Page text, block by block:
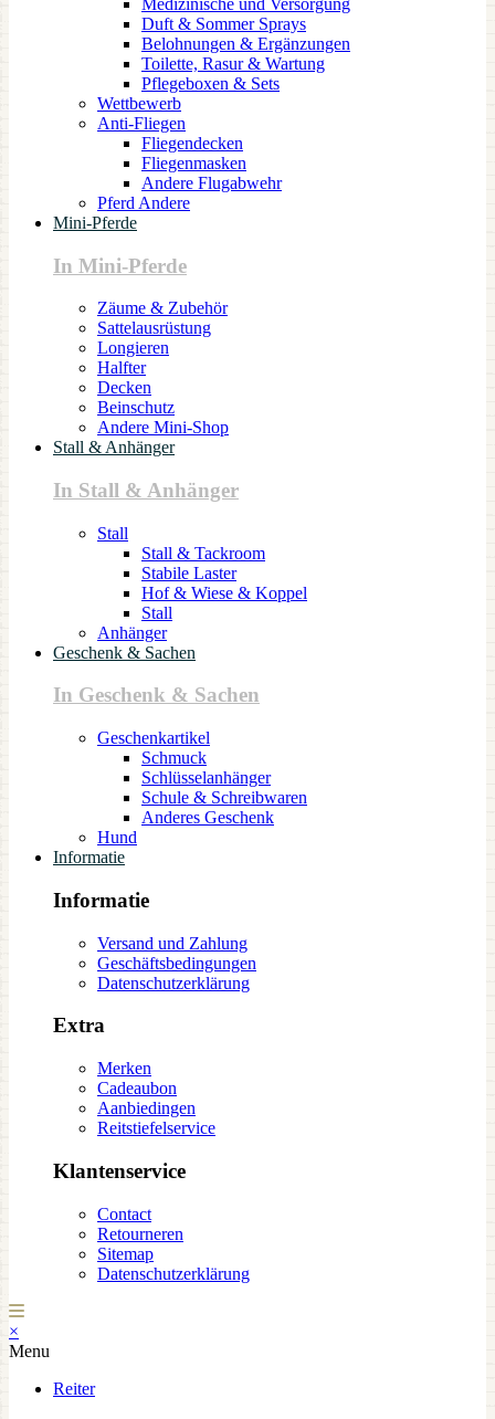
Duft & Sommer Sprays
Belohnungen & Ergänzungen
Toilette, Rasur & Wartung
Pflegeboxen & Sets
Wettbewerb
Anti-Fliegen
Fliegendecken
Fliegenmasken
Andere Flugabwehr
Pferd Andere
Mini-Pferde
In Mini-Pferde
Zäume & Zubehör
Sattelausrüstung
Longieren
Halfter
Decken
Beinschutz
Andere Mini-Shop
Stall & Anhänger
In Stall & Anhänger
Stall
Stall & Tackroom
Stabile Laster
Hof & Wiese & Koppel
Stall
Anhänger
Geschenk & Sachen
In Geschenk & Sachen
Geschenkartikel
Schmuck
Schlüsselanhänger
Schule & Schreibwaren
Anderes Geschenk
Hund
Informatie
Informatie
Versand und Zahlung
Geschäftsbedingungen
Datenschutzerklärung
Extra
Merken
Cadeaubon
Aanbiedingen
Reitstiefelservice
Klantenservice
Contact
Retourneren
Sitemap
Datenschutzerklärung
×
Menu
Reiter